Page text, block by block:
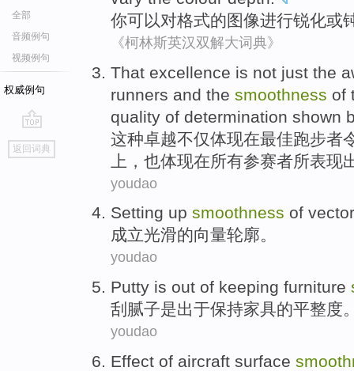
全部
音频例句
视频例句
权威例句
go
top
返回词典
你可以对格式的图像进行锐化或
《柯林斯英汉双解大词典》
That excellence is not just the
runners and the smoothness of
quality of determination shown
这种卓越不仅体现在最佳跑步者
上 ， 也体现在所有参赛者所表现
youdao
Setting up smoothness of vector
成立光滑的向量轮廓。
youdao
Putty is out of keeping furniture
刮腻子是出于保持家具的平整度
youdao
Effect of aircraft surface